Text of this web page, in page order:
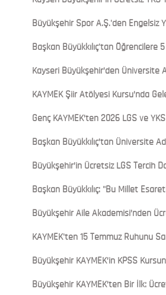
Büyükşehir Spor A.Ş.'den Engelsiz Yaşama
Başkan Büyükkılıç'tan Öğrencilere 5 Bin TL'lik Kırtasiye-
Kayseri Büyükşehir’den Üniversite Adaylarına Ücretsiz
KAYMEK Şiir Atölyesi Kursu’nda Gelenekten
Genç KAYMEK’ten 2026 LGS ve YKS Başarısı: Büyükşehir’in
Başkan Büyükkılıç’tan Üniversite Adaylarına Güven Veren Davet:
Büyükşehir’in Ücretsiz LGS Tercih Danışmanlığına Yoğun
Başkan Büyükkılıç: "Bu Millet Esareti Kabul Etmez,
Büyükşehir Aile Akademisi’nden Ücretsiz LGS
KAYMEK'ten 15 Temmuz Ruhunu Sanatla
Büyükşehir KAYMEK’in KPSS Kursuna Ek KPSS Deneme
Büyükşehir KAYMEK’ten Bir İlk: Ücretsiz İngilizce ve